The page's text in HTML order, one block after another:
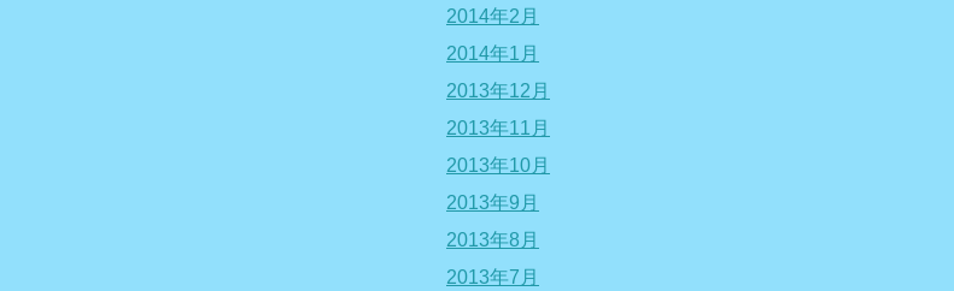
2014年2月
2014年1月
2013年12月
2013年11月
2013年10月
2013年9月
2013年8月
2013年7月